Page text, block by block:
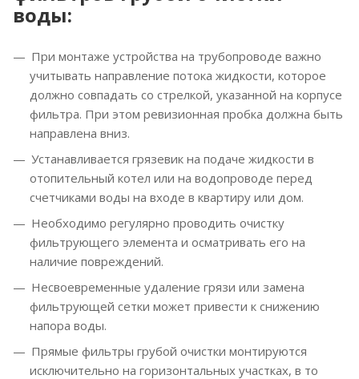
воды:
При монтаже устройства на трубопроводе важно
учитывать направление потока жидкости, которое
должно совпадать со стрелкой, указанной на корпусе
фильтра. При этом ревизионная пробка должна быть
направлена вниз.
Устанавливается грязевик на подаче жидкости в
отопительный котел или на водопроводе перед
счетчиками воды на входе в квартиру или дом.
Необходимо регулярно проводить очистку
фильтрующего элемента и осматривать его на
наличие повреждений.
Несвоевременные удаление грязи или замена
фильтрующей сетки может привести к снижению
напора воды.
Прямые фильтры грубой очистки монтируются
исключительно на горизонтальных участках, в то